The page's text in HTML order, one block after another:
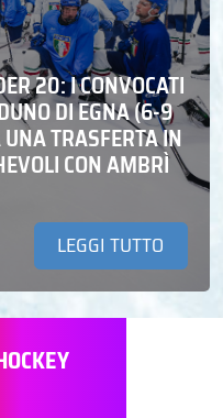
20: I CONVOCATI
DI EGNA (6-9
UNA TRASFERTA IN
CON AMBRÌ
LEGGI TUTTO